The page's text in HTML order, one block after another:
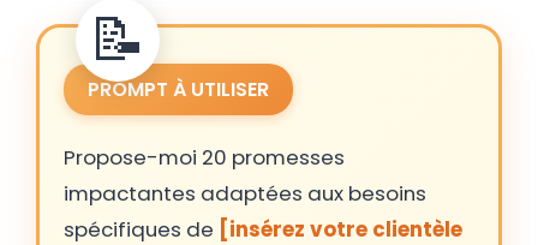
PROMPT À UTILISER
Propose-moi 20 promesses
impactantes adaptées aux besoins
spécifiques de [insérez votre clientèle